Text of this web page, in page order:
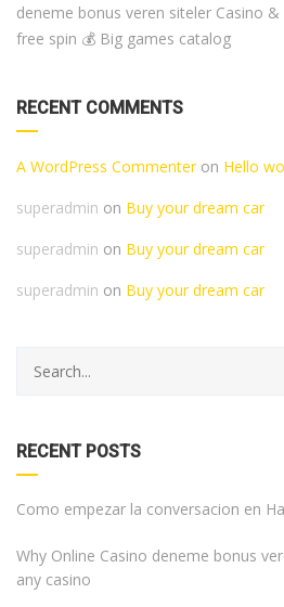
deneme bonus veren siteler Casino
free spin 💰 Big games catalog
RECENT COMMENTS
A WordPress Commenteron Hello
superadmin on Buy your dream car
superadmin on Buy your dream car
superadmin on Buy your dream car
RECENT POSTS
Como empezar la conversacion en
Why Online Casino deneme bonus
any casino